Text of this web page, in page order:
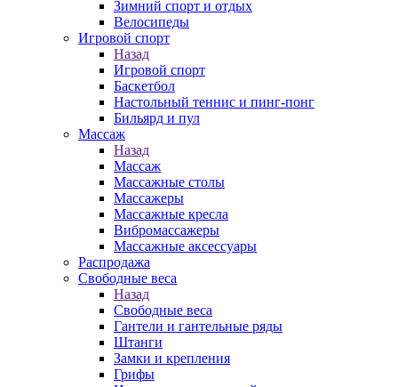
Зимний спорт и отдых
Велосипеды
Игровой спорт
Назад
Игровой спорт
Баскетбол
Настольный теннис и пинг-понг
Бильярд и пул
Массаж
Назад
Массаж
Массажные столы
Массажеры
Массажные кресла
Вибромассажеры
Массажные аксессуары
Распродажа
Свободные веса
Назад
Свободные веса
Гантели и гантельные ряды
Штанги
Замки и крепления
Грифы